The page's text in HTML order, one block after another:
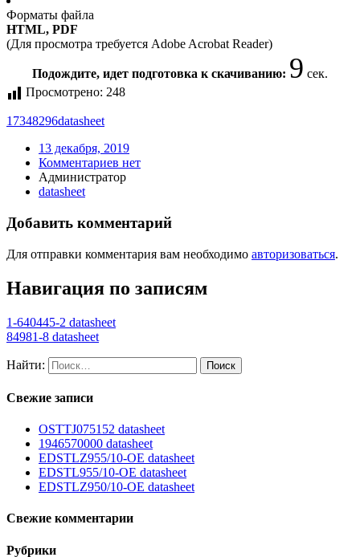
Форматы файла
HTML, PDF
(Для просмотра требуется Adobe Acrobat Reader)
Подождите, идет подготовка к скачиванию: 9 сек.
Просмотрено: 248
17348296datasheet
13 декабря, 2019
Комментариев нет
Администратор
datasheet
Добавить комментарий
Для отправки комментария вам необходимо авторизоваться.
Навигация по записям
1-640445-2 datasheet
84981-8 datasheet
Найти:
Свежие записи
OSTTJ075152 datasheet
1946570000 datasheet
EDSTLZ955/10-OE datasheet
EDSTL955/10-OE datasheet
EDSTLZ950/10-OE datasheet
Свежие комментарии
Рубрики